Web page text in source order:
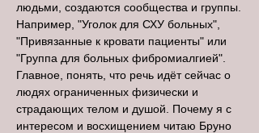
людьми, создаются сообщества и группы.
Например, "Уголок для СХУ больных",
"Привязанные к кровати пациенты" или
"Группа для больных фибромиалгией".
Главное, понять, что речь идёт сейчас о
людях ограниченных физически и
страдающих телом и душой. Почему я с
интересом и восхищением читаю Бруно